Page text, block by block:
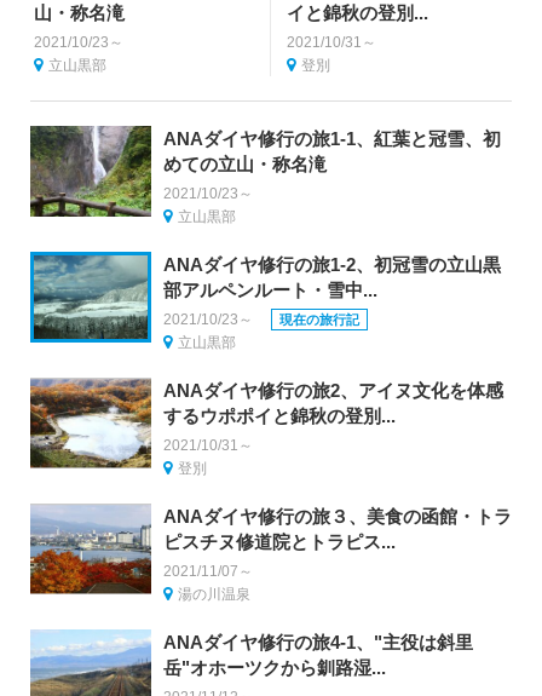
山・称名滝
2021/10/23～
立山黒部
イと錦秋の登別...
2021/10/31～
登別
ANAダイヤ修行の旅1-1、紅葉と冠雪、初
めての立山・称名滝
2021/10/23～
立山黒部
ANAダイヤ修行の旅1-2、初冠雪の立山黒
部アルペンルート・雪中...
2021/10/23～ 現在の旅行記
立山黒部
ANAダイヤ修行の旅2、アイヌ文化を体感
するウポポイと錦秋の登別...
2021/10/31～
登別
ANAダイヤ修行の旅３、美食の函館・トラ
ピスチヌ修道院とトラピス...
2021/11/07～
湯の川温泉
ANAダイヤ修行の旅4-1、"主役は斜里
岳"オホーツクから釧路湿...